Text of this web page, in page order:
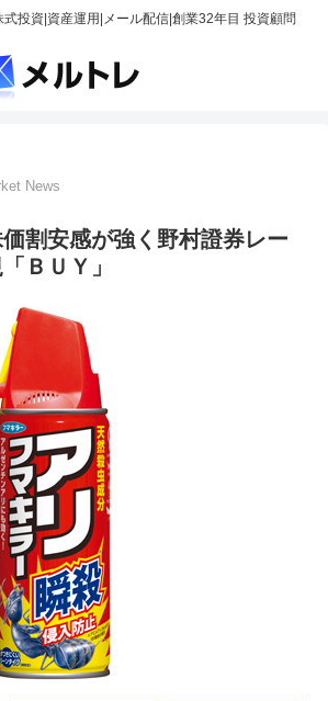
投資|資産運用|メール配信|創業32年目 投資顧問
News
割安感が強く野村證券レー
ＢＵＹ」